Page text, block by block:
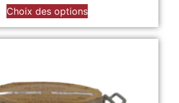
Choix des options